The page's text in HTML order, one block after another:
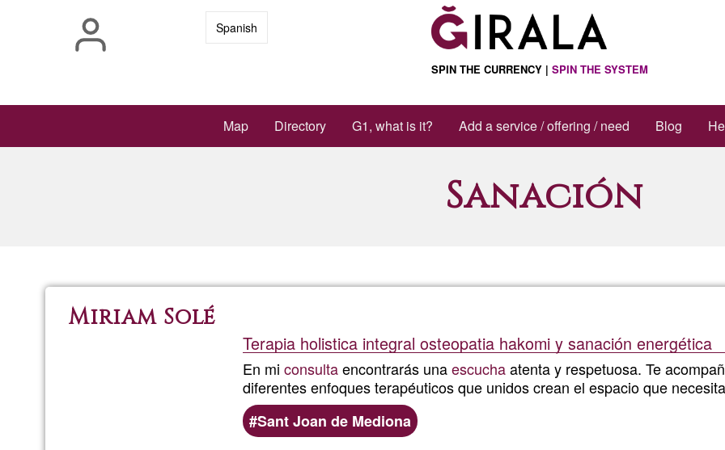
Spanish
SPIN THE CURRENCY |SPIN THE SYSTEM
Map Directory G1, what is it? Add a service / offering / need Blog
Sanación
Miriam Solé
Terapia holistica integral osteopatia hakomi y sanación energética
En mi consultaencontrarás unaescuchaatenta y respetuosa. Te
diferentes enfoques terapéuticos que unidos crean el espacio que
Sant Joan de Mediona